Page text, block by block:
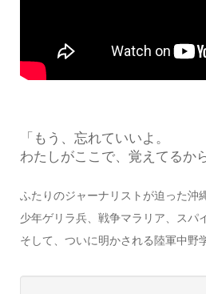
「もう、忘れていいよ。
わたしがここで、覚えてるから
ふたりのジャーナリストが迫った沖
少年ゲリラ兵、戦争マラリア、スパ
そして、ついに明かされる陸軍中野